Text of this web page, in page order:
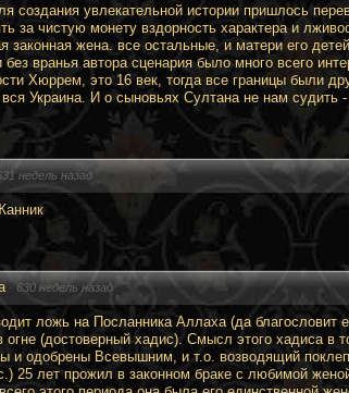
создания увлекательной истории пришлось
за чистую монету вздорность характера и
законная жена. все остальные, и матери его
вранья автора сценария было много всего
Хюррем, это 16 век, тогда все границы были
вся Украина. И о сыновьях Султана не нам
недель назад
·630 недель назад
ложь на Посланника Аллаха (да благословит
огне (достоверный хадис). Смысл этого хадиса
и одобрены Всевышним, и т.о. возводящий
25 лет прожил в законном браке с любимой